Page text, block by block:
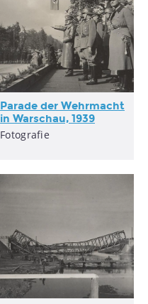
Parade der Wehrmacht
in Warschau, 1939
Fotografie